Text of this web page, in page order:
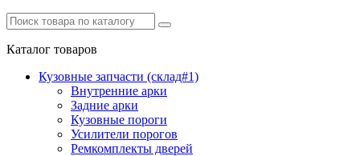
Каталог товаров
Кузовные запчасти (склад#1)
Внутренние арки
Задние арки
Кузовные пороги
Усилители порогов
Ремкомплекты дверей